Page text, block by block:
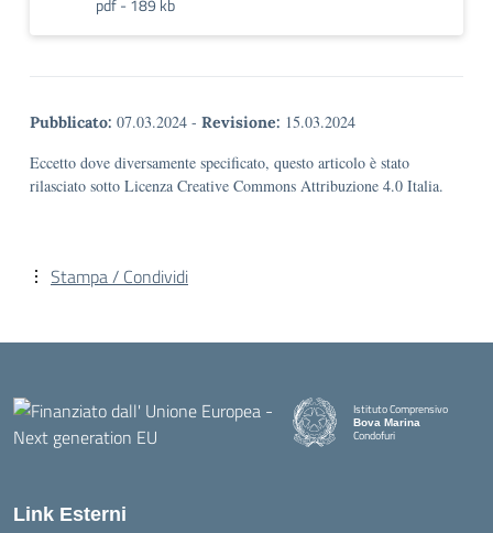
pdf - 189 kb
Pubblicato: 07.03.2024 - Revisione: 15.03.2024
Eccetto dove diversamente specificato, questo articolo è stato
rilasciato sotto Licenza Creative Commons Attribuzione 4.0 Italia.
Stampa / Condividi
Istituto Comprensivo
Bova Marina
Condofuri
Link Esterni